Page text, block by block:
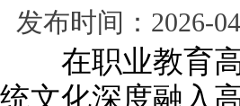
发布时间：2026-
在职业教育高
统文化深度融入